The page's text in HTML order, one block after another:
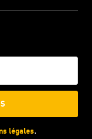
légales.